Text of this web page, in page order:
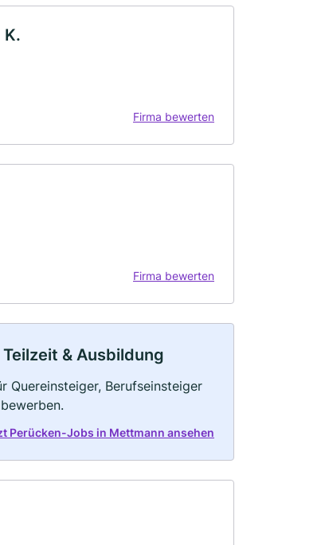
K.
Firma bewerten
Firma bewerten
& Ausbildung
Quereinsteiger, Berufseinsteiger
Perücken-Jobs in Mettmann ansehen